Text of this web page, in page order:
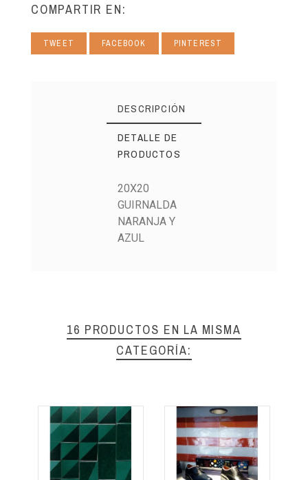
COMPARTIR EN:
TWEET FACEBOOK PINTEREST
DESCRIPCIÓN
DETALLE DE
PRODUCTOS
20X20
GUIRNALDA
NARANJA Y
AZUL
16 PRODUCTOS EN LA MISMA
CATEGORÍA: